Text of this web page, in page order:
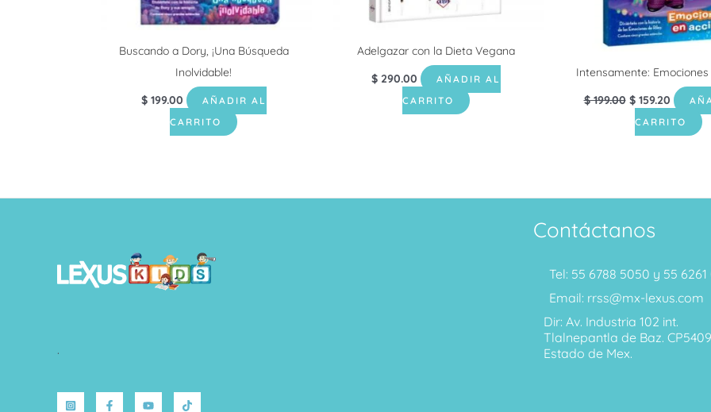
Buscando a Dory, ¡Una Búsqueda
Inolvidable!
$199.00
AÑADIR AL
CARRITO
Adelgazar con la Dieta Vegana
$ 290.00
AÑADIR AL
CARRITO
Intensamente: Emociones
$199.00 $159.20
CARRITO
.
Contáctanos
Tel: 55 6788 5050 y 55
Email: rrss@mx-lexus.com
Dir: Av. Industria 102 int.
Tlalnepantla de Baz.
Estado de Mex.